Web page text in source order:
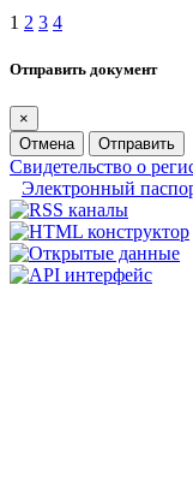
1 2 3 4
Отправить документ
×
Отмена
Отправить
Свидетельство о
Электронный